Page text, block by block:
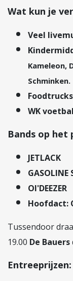
Wat kun je
Veel
Kameleon,
Foodtrucks
WK
Bands op het
JETLACK
GASOLINE
Ol'DEEZER
Hoofdact:
Tussendoor
19.00 De Bauers
Entreeprijzen: